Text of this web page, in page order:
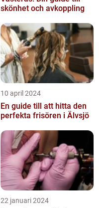
skönhet och avkoppling
10 april 2024
En guide till att hitta den
perfekta frisören i Älvsjö
22 januari 2024